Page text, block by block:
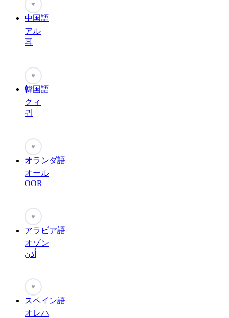
♥
中国語
アル
耳
♥
韓国語
クィ
귀
♥
オランダ語
オール
OOR
♥
アラビア語
オゾン
أذن
♥
スペイン語
オレハ